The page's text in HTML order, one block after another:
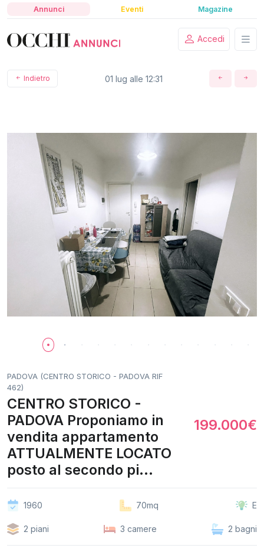
Annunci Eventi Magazine
Accedi
Indietro 01 lug alle 12:31
PADOVA (CENTRO STORICO - PADOVA RIF
462)
CENTRO STORICO -
PADOVA Proponiamo in
vendita appartamento
ATTUALMENTE LOCATO
posto al secondo pi...
199.000€
1960 70mq E
2 piani 3 camere 2 bagni